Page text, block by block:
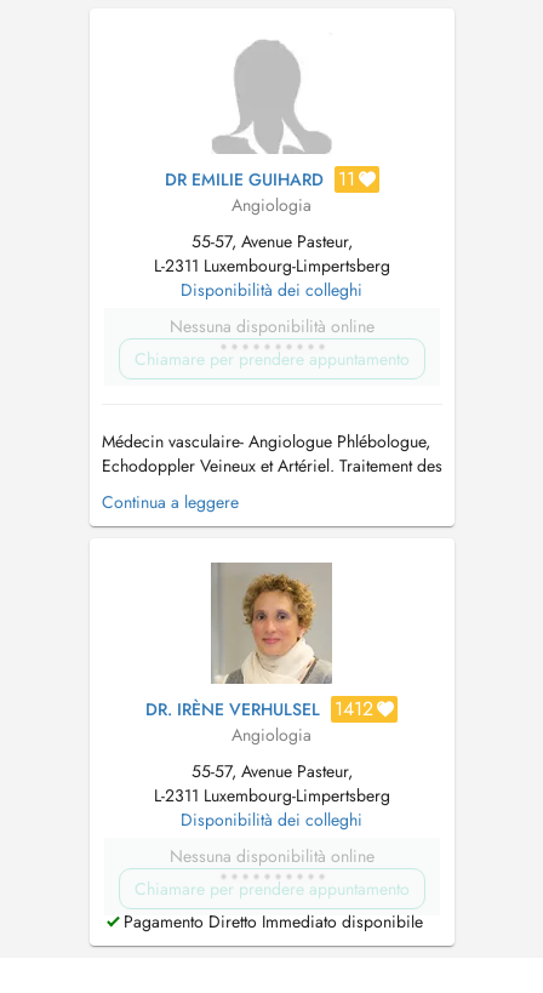
DR EMILIE GUIHARD 11
Angiologia
55-57, Avenue Pasteur,
L-2311 Luxembourg-Limpertsberg
Disponibilità dei colleghi
Nessuna disponibilità online
Chiamare per prendere appuntamento
Médecin vasculaire- Angiologue Phlébologue,
Echodoppler Veineux et Artériel. Traitement des
varices et sclérothérapie liquide et mousse,
échoguidée et non échoguidée. Lymphologie et
laser vasculaire (varicosités, couperose,
angiomes rubis...), las...
Continua a leggere
DR. IRÈNE VERHULSEL 1412
Angiologia
55-57, Avenue Pasteur,
L-2311 Luxembourg-Limpertsberg
Disponibilità dei colleghi
Nessuna disponibilità online
Chiamare per prendere appuntamento
Pagamento Diretto Immediato disponibile